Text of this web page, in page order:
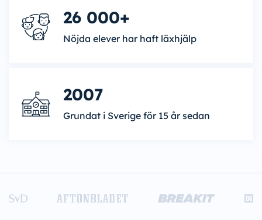
26 000+
Nöjda elever har haft läxhjälp
2007
Grundat i Sverige för 15 år sedan